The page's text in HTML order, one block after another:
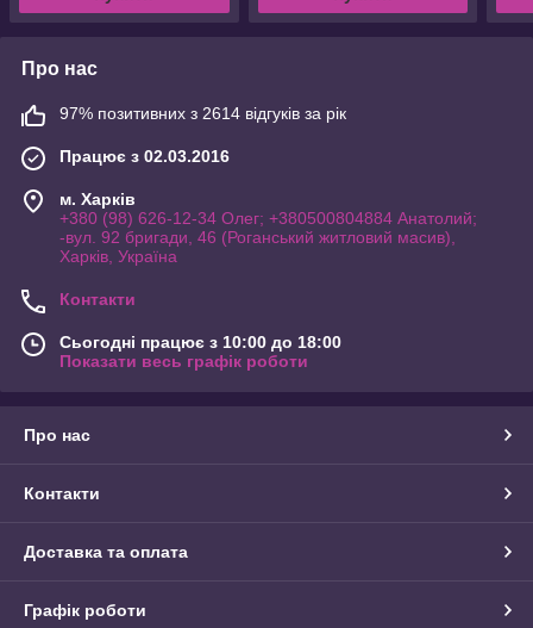
Про нас
97% позитивних з 2614 відгуків за рік
Працює з 02.03.2016
м. Харків
+380 (98) 626-12-34 Олег; +380500804884 Анатолий;
-вул. 92 бригади, 46 (Роганський житловий масив),
Харків, Україна
Контакти
Сьогодні працює з 10:00 до 18:00
Показати весь графік роботи
Про нас
Контакти
Доставка та оплата
Графік роботи